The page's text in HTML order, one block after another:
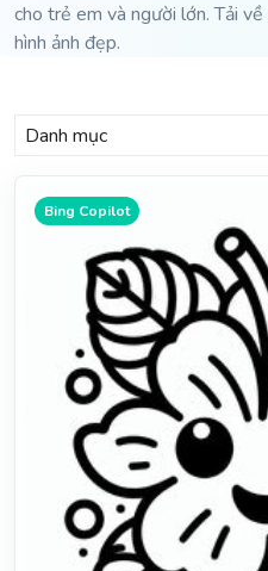
cho trẻ em và người lớn. Tải
hình ảnh đẹp.
Danh mục
Bing Copilot